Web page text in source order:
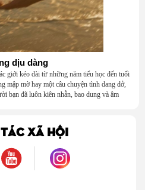
dịu dàng
giới kéo dài từ những năm tiểu học đến tuổi
mập mờ hay một câu chuyện tình dang dở,
bạn đã luôn kiên nhẫn, bao dung và âm
cho tôi quyền được là chính mình.
XÃ HỘI